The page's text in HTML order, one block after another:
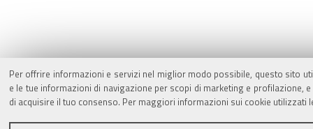
Per offrire informazioni e servizi nel miglior modo possibile, questo sito
e le tue informazioni di navigazione per scopi di marketing e
di acquisire il tuo consenso. Per maggiori informazioni sui cookie utilizzati